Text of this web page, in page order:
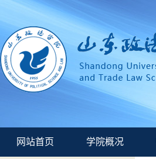
网站首页 学院概况